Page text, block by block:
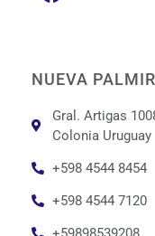
NUEVA
Gral. Artigas
Colonia Uruguay
+598 4544 8454
+598 4544 7120